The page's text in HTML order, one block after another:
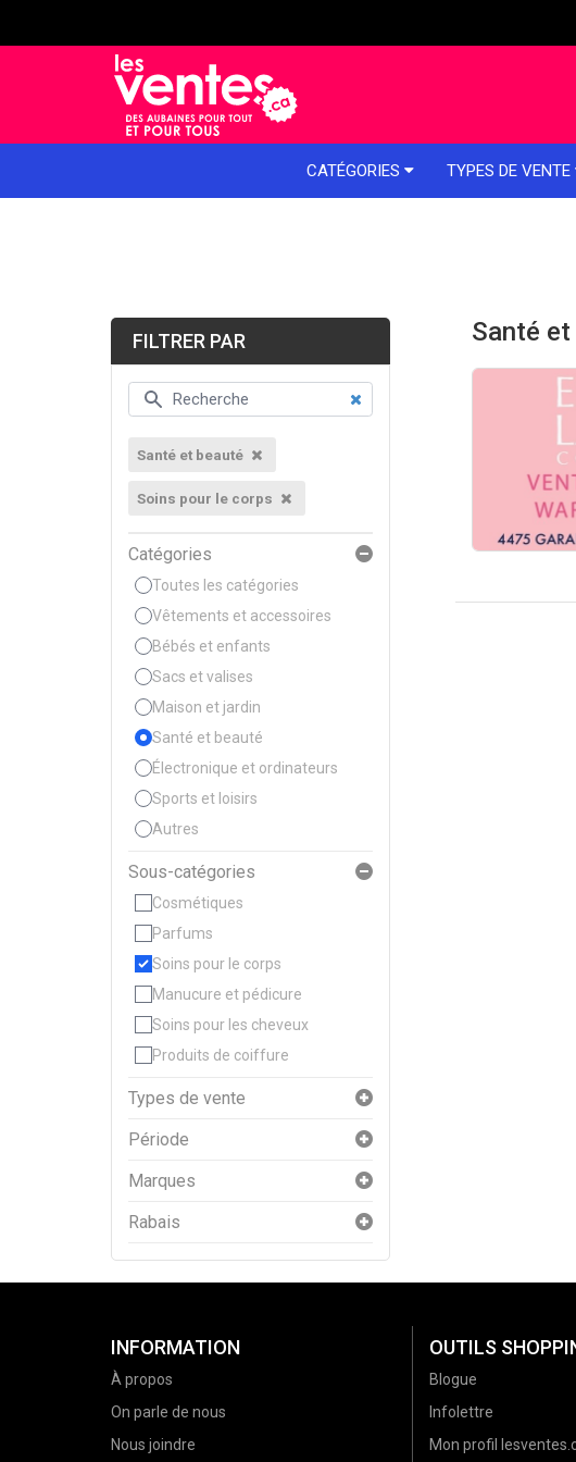
CATÉGORIES TYPES DE VENTE
FILTRER PAR
Santé et beauté
Soins pour le corps
Catégories
Toutes les catégories
Vêtements et accessoires
Bébés et enfants
Sacs et valises
Maison et jardin
Santé et beauté
Électronique et ordinateurs
Sports et loisirs
Autres
Sous-catégories
Cosmétiques
Parfums
Soins pour le corps
Manucure et pédicure
Soins pour les cheveux
Produits de coiffure
Types de vente
Période
Marques
Rabais
Santé
INFORMATION
À propos
On parle de nous
Nous joindre
OUTILS
Blogue
Infolettre
Mon profil